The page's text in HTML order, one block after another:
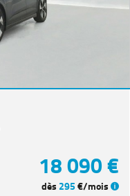
18 090 €
dès 295€/mois